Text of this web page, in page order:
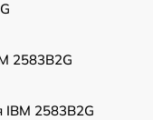
2583B2G
IBM 2583B2G